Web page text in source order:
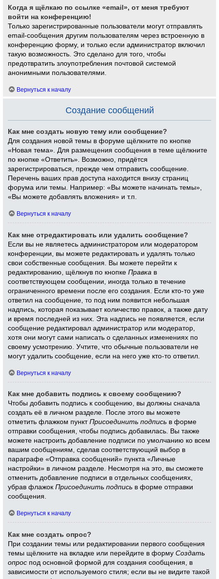
Когда я щёлкаю по ссылке «email», от меня требуют
войти на конференцию!
Только зарегистрированные пользователи могут отправлять
email-сообщения другим пользователям через встроенную в
конференцию форму, и только если администратор включил
такую возможность. Это сделано для того, чтобы
предотвратить злоупотребления почтовой системой
анонимными пользователями.
Вернуться к началу
Создание сообщений
Как мне создать новую тему или сообщение?
Для создания новой темы в форуме щёлкните по кнопке
«Новая тема». Для размещения сообщения в теме щёлкните
по кнопке «Ответить». Возможно, придётся
зарегистрироваться, прежде чем отправить сообщение.
Перечень ваших прав доступа находится внизу страниц
форума или темы. Например: «Вы можете начинать темы»,
«Вы можете добавлять вложения» и т.п.
Вернуться к началу
Как мне отредактировать или удалить сообщение?
Если вы не являетесь администратором или модератором
конференции, вы можете редактировать и удалять только
свои собственные сообщения. Вы можете перейти к
редактированию, щёлкнув по кнопкеПравка в
соответствующем сообщении, иногда только в течение
ограниченного времени после его создания. Если кто-то уже
ответил на сообщение, то под ним появится небольшая
надпись, которая показывает количество правок, а также дату
и время последней из них. Эта надпись не появляется, если
сообщение редактировал администратор или модератор,
хотя они могут сами написать о сделанных изменениях по
своему усмотрению. Учтите, что обычные пользователи не
могут удалить сообщение, если на него уже кто-то ответил.
Вернуться к началу
Как мне добавить подпись к своему сообщению?
Чтобы добавить подпись к сообщению, вы должны сначала
создать её в личном разделе. После этого вы можете
отметить флажком пунктПрисоединить подпись в форме
отправки сообщения, чтобы подпись добавилась. Вы также
можете настроить добавление подписи по умолчанию ко всем
вашим сообщениям, сделав соответствующий выбор в
параграфе «Отправка сообщений» пункта «Личные
настройки» в личном разделе. Несмотря на это, вы сможете
отменить добавление подписи в отдельных сообщениях,
убрав флажокПрисоединить подпись в форме отправки
сообщения.
Вернуться к началу
Как мне создать опрос?
При создании темы или редактировании первого сообщения
темы щёлкните на вкладке или перейдите в формуСоздать
опрос под основной формой для создания сообщения, в
зависимости от используемого стиля; если вы не видите такой